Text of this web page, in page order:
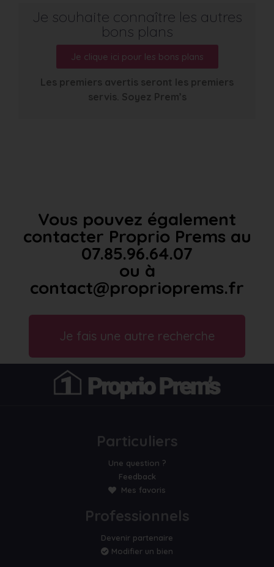
Je souhaite connaître les autres
bons plans
Je clique ici pour les bons plans
Les premiers avertis seront les premiers
servis. Soyez Prem’s
Vous pouvez également
contacter Proprio Prems au
07.85.96.64.07
ou à
contact@proprioprems.fr
Je fais une autre recherche
Particuliers
Une question ?
Feedback
Mes favoris
Professionnels
Devenir partenaire
Modifier un bien